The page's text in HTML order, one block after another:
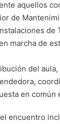
aquellos
de
marcha de
del
en
encuentro